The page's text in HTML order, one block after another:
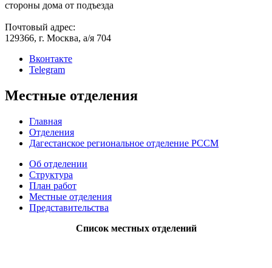
стороны дома от подъезда
Почтовый адрес:
129366, г. Москва, а/я 704
Вконтакте
Telegram
Местные отделения
Главная
Отделения
Дагестанское региональное отделение РССМ
Об отделении
Структура
План работ
Местные отделения
Представительства
Список местных отделений